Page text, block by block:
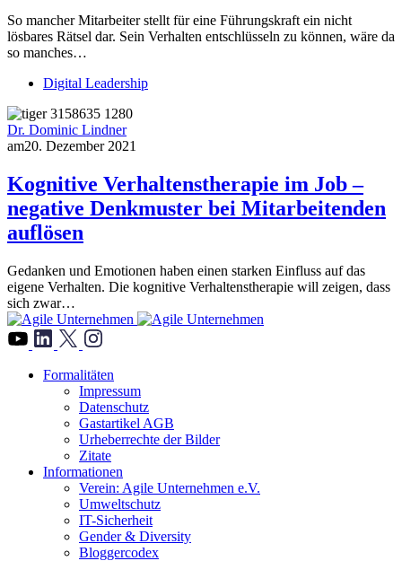
So mancher Mitarbeiter stellt für eine Führungskraft ein nicht
lösbares Rätsel dar. Sein Verhalten entschlüsseln zu können, wäre da
so manches…
Digital Leadership
Dr. Dominic Lindner
am20. Dezember 2021
Kognitive Verhaltenstherapie im Job –
negative Denkmuster bei Mitarbeitenden
auflösen
Gedanken und Emotionen haben einen starken Einfluss auf das
eigene Verhalten. Die kognitive Verhaltenstherapie will zeigen, dass
sich zwar…
Formalitäten
Impressum
Datenschutz
Gastartikel AGB
Urheberrechte der Bilder
Zitate
Informationen
Verein: Agile Unternehmen e.V.
Umweltschutz
IT-Sicherheit
Gender & Diversity
Bloggercodex